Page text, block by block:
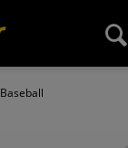
Baseball